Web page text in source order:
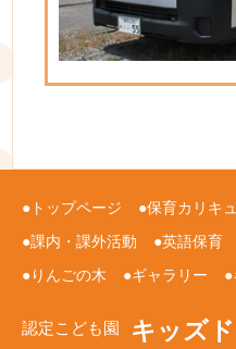
トップページ 保育カリキ
課内・課外活動
英語保育
りんごの木
ギャラリー
認定こども園 キッズ